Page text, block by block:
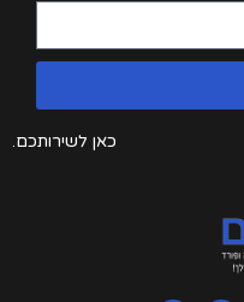
כאן לשירותכם.